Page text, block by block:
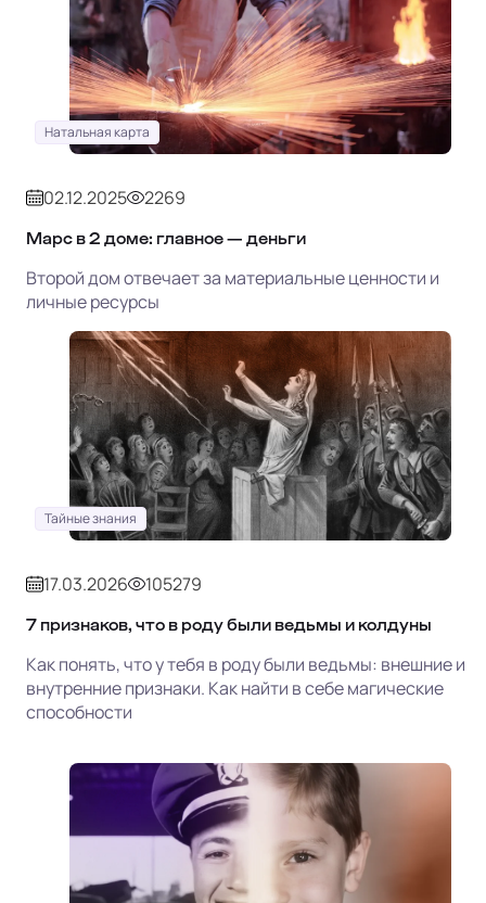
Натальная карта
02.12.2025 2269
Марс в 2 доме: главное — деньги
Второй дом отвечает за материальные ценности и
личные ресурсы
Тайные знания
17.03.2026 105279
7 признаков, что в роду были ведьмы и колдуны
Как понять, что у тебя в роду были ведьмы: внешние и
внутренние признаки. Как найти в себе магические
способности